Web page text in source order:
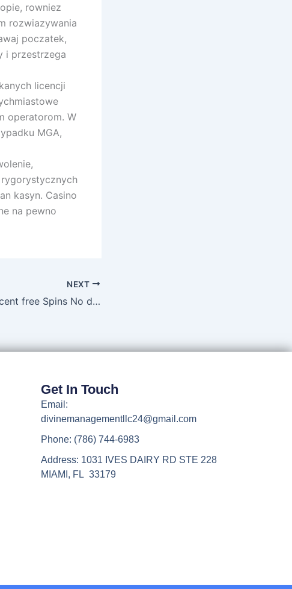
rowniez
rozwiazywania
poczatek,
i przestrzega
licencji
operatorom. W
MGA,
kasyn. Casino
na pewno
NEXT
Best 100 percent free Spins No deposit Incentives In the Casinos on the internet Within the 2025
Get In Touch
Email:
divinemanagementllc24@gmail.com
Phone: (786) 744-6983
Address: 1031 IVES DAIRY RD STE 228
MIAMI, FL 33179